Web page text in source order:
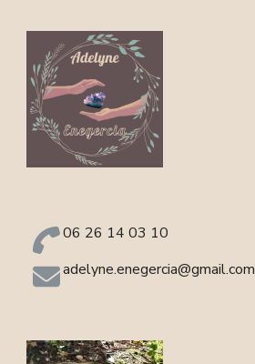
06 26 14 03 10
adelyne.enegercia@gmail.com